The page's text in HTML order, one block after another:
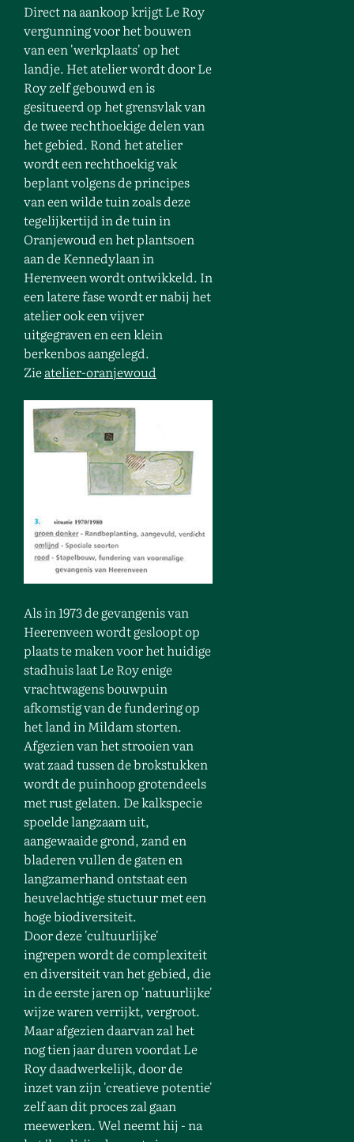
Direct na aankoop krijgt Le Roy
vergunning voor het bouwen
van een 'werkplaats' op het
landje. Het atelier wordt door Le
Roy zelf gebouwd en is
gesitueerd op het grensvlak van
de twee rechthoekige delen van
het gebied. Rond het atelier
wordt een rechthoekig vak
beplant volgens de principes
van een wilde tuin zoals deze
tegelijkertijd in de tuin in
Oranjewoud en het plantsoen
aan de Kennedylaan in
Herenveen wordt ontwikkeld. In
een latere fase wordt er nabij het
atelier ook een vijver
uitgegraven en een klein
berkenbos aangelegd.
Zieatelier-oranjewoud
Als in 1973 de gevangenis van
Heerenveen wordt gesloopt op
plaats te maken voor het huidige
stadhuis laat Le Roy enige
vrachtwagens bouwpuin
afkomstig van de fundering op
het land in Mildam storten.
Afgezien van het strooien van
wat zaad tussen de brokstukken
wordt de puinhoop grotendeels
met rust gelaten. De kalkspecie
spoelde langzaam uit,
aangewaaide grond, zand en
bladeren vullen de gaten en
langzamerhand ontstaat een
heuvelachtige stuctuur met een
hoge biodiversiteit.
Door deze 'cultuurlijke'
ingrepen wordt de complexiteit
en diversiteit van het gebied, die
in de eerste jaren op 'natuurlijke'
wijze waren verrijkt, vergroot.
Maar afgezien daarvan zal het
nog tien jaar duren voordat Le
Roy daadwerkelijk, door de
inzet van zijn 'creatieve potentie'
zelf aan dit proces zal gaan
meewerken. Wel neemt hij - na